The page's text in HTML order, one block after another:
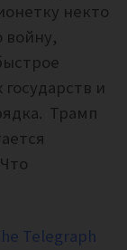
некто
войну,
и
Трамп
Telegraph